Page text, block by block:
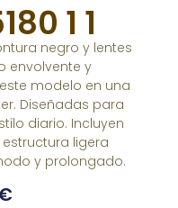
1 1
negro y lentes
envolvente y
modelo en una
Diseñadas para
diario. Incluyen
ligera
y prolongado.